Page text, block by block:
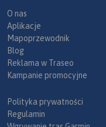
O nas
Aplikacje
Mapoprzewodnik
Blog
Reklama w Traseo
Kampanie promocyjne
Polityka prywatności
Regulamin